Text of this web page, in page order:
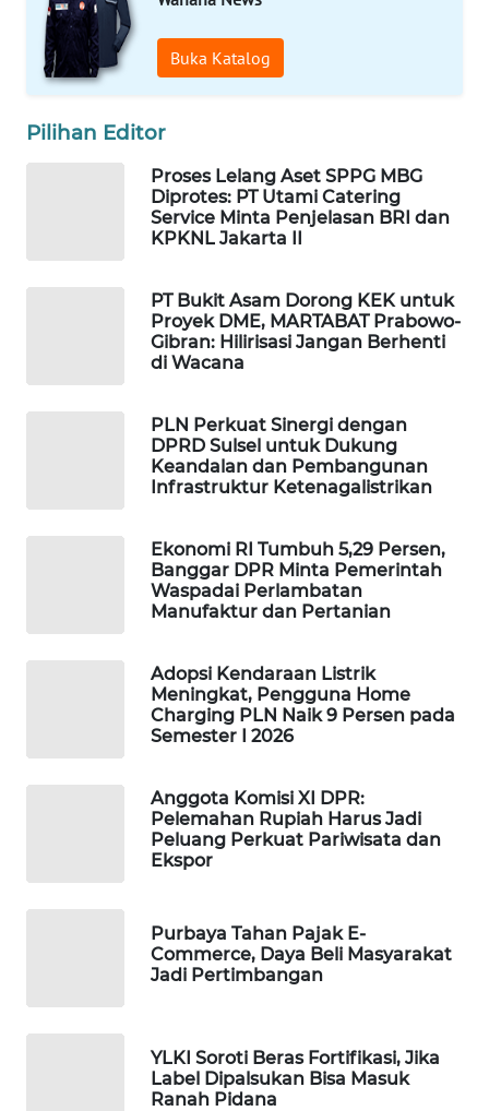
Buka Katalog
Pilihan Editor
Proses Lelang Aset SPPG MBG
Diprotes: PT Utami Catering
Service Minta Penjelasan BRI dan
KPKNL Jakarta II
PT Bukit Asam Dorong KEK untuk
Proyek DME, MARTABAT Prabowo-
Gibran: Hilirisasi Jangan Berhenti
di Wacana
PLN Perkuat Sinergi dengan
DPRD Sulsel untuk Dukung
Keandalan dan Pembangunan
Infrastruktur Ketenagalistrikan
Ekonomi RI Tumbuh 5,29 Persen,
Banggar DPR Minta Pemerintah
Waspadai Perlambatan
Manufaktur dan Pertanian
Adopsi Kendaraan Listrik
Meningkat, Pengguna Home
Charging PLN Naik 9 Persen pada
Semester I 2026
Anggota Komisi XI DPR:
Pelemahan Rupiah Harus Jadi
Peluang Perkuat Pariwisata dan
Ekspor
Purbaya Tahan Pajak E-
Commerce, Daya Beli Masyarakat
Jadi Pertimbangan
YLKI Soroti Beras Fortifikasi, Jika
Label Dipalsukan Bisa Masuk
Ranah Pidana
WAHANA
SPORT
UMKM
PERSONA
WAHANA
DESA
WAHANA
KELISTRIKAN
ID